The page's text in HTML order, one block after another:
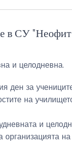
в СУ
и целодневна.
ден за
на
и